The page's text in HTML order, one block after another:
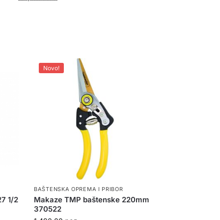
1/2
Novo!
BAŠTENSKA OPREMA I PRIBOR
Makaze TMP baštenske 220mm
370522